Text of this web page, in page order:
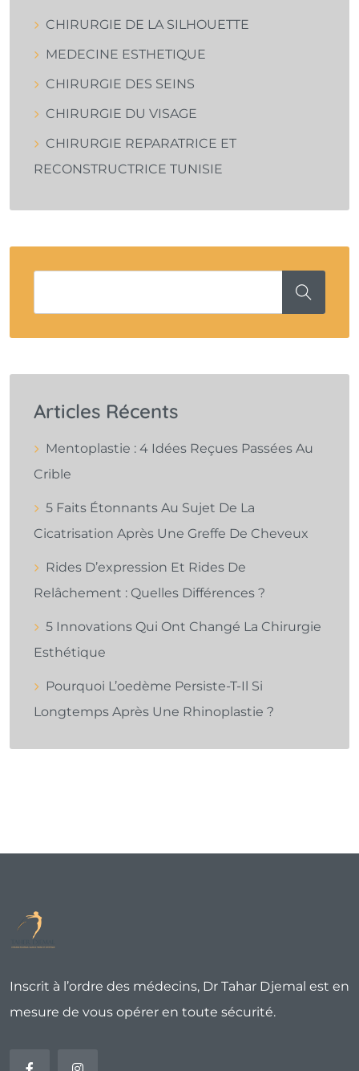
CHIRURGIE DE LA SILHOUETTE
MEDECINE ESTHETIQUE
CHIRURGIE DES SEINS
CHIRURGIE DU VISAGE
CHIRURGIE REPARATRICE ET
RECONSTRUCTRICE TUNISIE
Articles Récents
Mentoplastie : 4 Idées Reçues Passées Au
Crible
5 Faits Étonnants Au Sujet De La
Cicatrisation Après Une Greffe De Cheveux
Rides D’expression Et Rides De
Relâchement : Quelles Différences ?
5 Innovations Qui Ont Changé La Chirurgie
Esthétique
Pourquoi L’oedème Persiste-T-Il Si
Longtemps Après Une Rhinoplastie ?
Inscrit à l’ordre des médecins, Dr Tahar Djemal est en
mesure de vous opérer en toute sécurité.